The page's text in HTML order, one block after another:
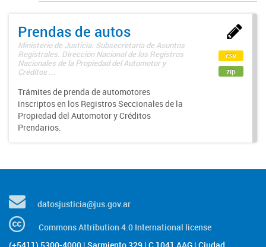
Prendas de autos
Ministerio de Justicia. Subsecretaría de Asuntos
Registrales. Dirección Nacional de los Registros
Nacionales de la Propiedad del Automotor y
Créditos ...
Trámites de prenda de automotores
inscriptos en los Registros Seccionales de la
Propiedad del Automotor y Créditos
Prendarios.
csv
zip
datosjusticia@jus.gov.ar
Commons Attribution 4.0 International license